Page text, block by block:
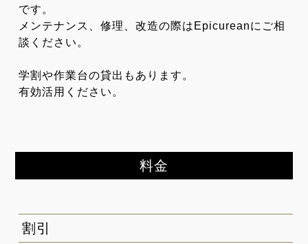
です。
メンテナンス、修理、改造の際はEpicureanにご相
談ください。
学割や作業台の貸出もあります。
有効活用ください。
料金
割引